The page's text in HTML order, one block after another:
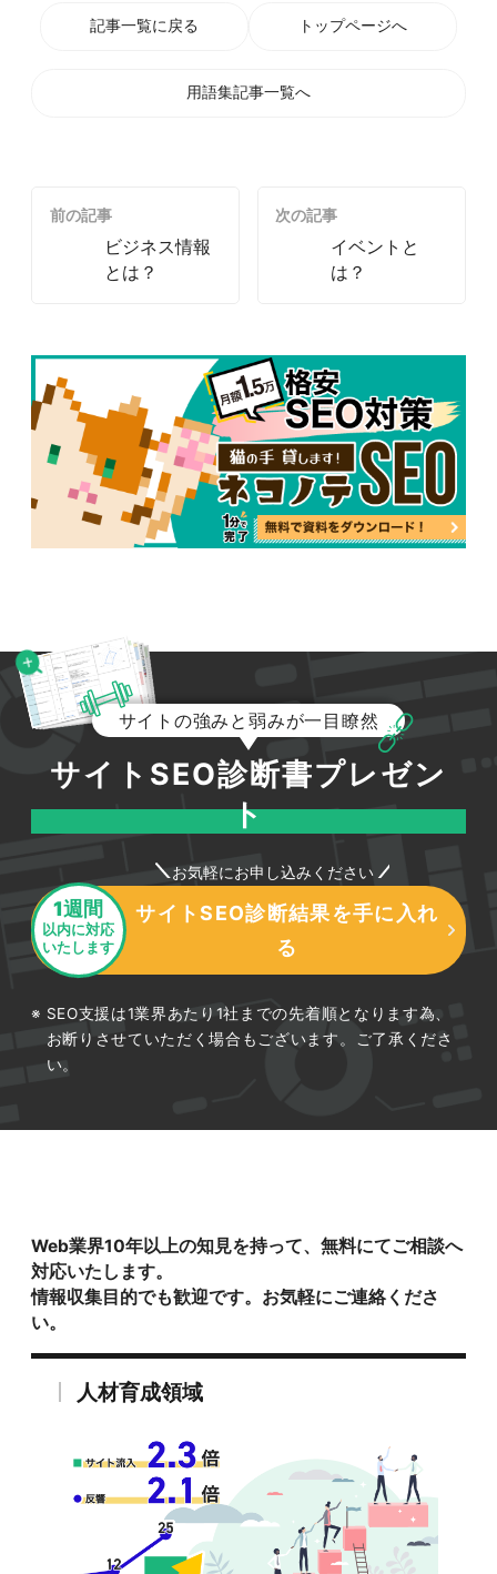
記事一覧に戻る トップページへ
用語集記事一覧へ
前の記事
ビジネス情報
とは？
次の記事
イベントと
は？
サイトの強みと弱みが一目瞭然
サイトSEO診断書プレゼン
ト
お気軽にお申し込みください
1週間
以内に対応
いたします
サイトSEO診断結果を手に入れ
る
SEO支援は1業界あたり1社までの先着順となります為、
お断りさせていただく場合もございます。ご了承くださ
い。
Web業界10年以上の知見を持って、無料にてご相談へ
対応いたします。
情報収集目的でも歓迎です。お気軽にご連絡くださ
い。
人材育成領域